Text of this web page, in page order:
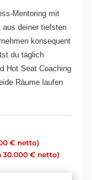
Mentoring mit
aus deiner tiefsten
konsequent
du täglich
Hot Seat Coaching
Räume laufen
€ netto)
30.000 € netto)